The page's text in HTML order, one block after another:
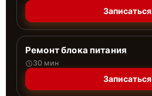
Записаться
Ремонт блока питания
30 мин
Записаться